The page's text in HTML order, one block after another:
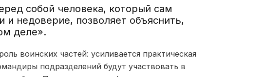
собой человека, который сам
и недоверие, позволяет объяснить,
деле».
воинских частей: усиливается практическая
подразделений будут участвовать в